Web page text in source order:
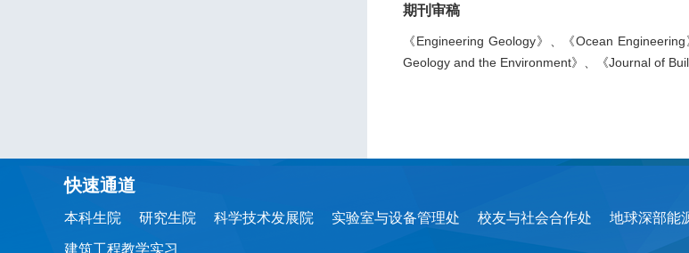
期刊审稿
《Engineering Geology》、《Ocean Engineering
Geology and the Environment》、《Journal of
快速通道
本科生院 研究生院 科学技术发展院 实验室与设备管理处 校友与社会合作处 地球深部能
建筑工程教学实习